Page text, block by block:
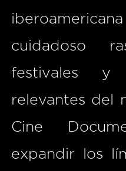
cuidadoso
festivales y
relevantes del
Cine
expandir los